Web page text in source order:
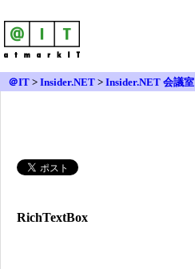
＠IT > Insider.NET > Insider.NET 会議室
RichTextBox